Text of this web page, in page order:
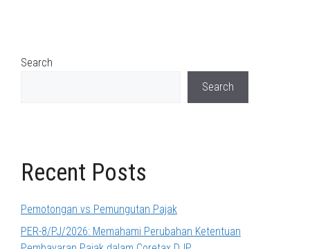
Search
Search
Recent Posts
Pemotongan vs Pemungutan Pajak
PER-8/PJ/2026: Memahami Perubahan Ketentuan